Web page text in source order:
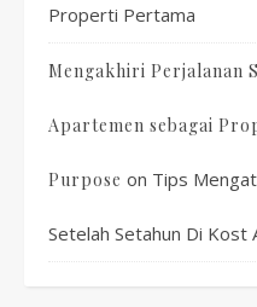
Properti Pertama
Mengakhiri Perjalanan
Apartemen sebagai
Purpose on Tips
Setelah Setahun Di Kost